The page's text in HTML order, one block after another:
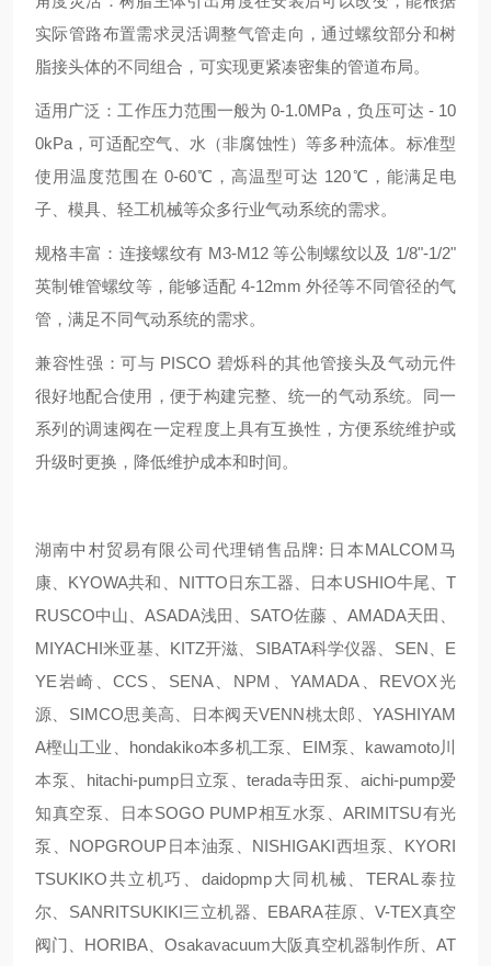
实际管路布置需求灵活调整气管走向，通过螺纹部分和树
脂接头体的不同组合，可实现更紧凑密集的管道布局。
适用广泛：工作压力范围一般为 0-1.0MPa，负压可达 - 10
0kPa，可适配空气、水（非腐蚀性）等多种流体。标准型
使用温度范围在 0-60℃，高温型可达 120℃，能满足电
子、模具、轻工机械等众多行业气动系统的需求。
规格丰富：连接螺纹有 M3-M12 等公制螺纹以及 1/8"-1/2"
英制锥管螺纹等，能够适配 4-12mm 外径等不同管径的气
管，满足不同气动系统的需求。
兼容性强：可与 PISCO 碧烁科的其他管接头及气动元件
很好地配合使用，便于构建完整、统一的气动系统。同一
系列的调速阀在一定程度上具有互换性，方便系统维护或
升级时更换，降低维护成本和时间。
湖南中村贸易有限公司代理销售品牌: 日本MALCOM马
康、KYOWA共和、NITTO日东工器、日本USHIO牛尾、T
RUSCO中山、ASADA浅田、SATO佐藤 、AMADA天田、
MIYACHI米亚基、KITZ开滋、SIBATA科学仪器、SEN、E
YE岩崎、CCS、SENA、NPM、YAMADA、REVOX光
源、SIMCO思美高、日本阀天VENN桃太郎、YASHIYAM
A樫山工业、hondakiko本多机工泵、EIM泵、kawamoto川
本泵、hitachi-pump日立泵、terada寺田泵、aichi-pump爱
知真空泵、日本SOGO PUMP相互水泵、ARIMITSU有光
泵、NOPGROUP日本油泵、NISHIGAKI西坦泵、KYORI
TSUKIKO共立机巧、daidopmp大同机械、TERAL泰拉
尔、SANRITSUKIKI三立机器、EBARA荏原、V-TEX真空
阀门、HORIBA、Osakavacuum大阪真空机器制作所、AT